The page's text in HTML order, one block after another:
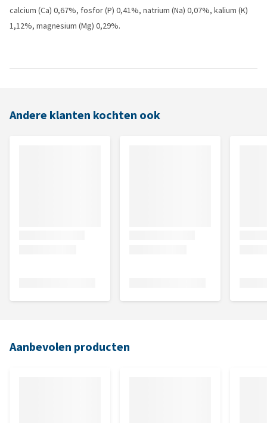
calcium (Ca) 0,67%, fosfor (P) 0,41%, natrium (Na) 0,07%, kalium (K)
1,12%, magnesium (Mg) 0,29%.
Andere klanten kochten ook
Aanbevolen producten